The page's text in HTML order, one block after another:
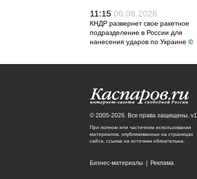
11:15 06.08.2026
КНДР развернет свое ракетное
подразделение в России для
нанесения ударов по Украине ©
© 2005-2026. Все права защищены. v1
При полном или частичном использовании
материалов, опубликованных на страницах
сайта, ссылка на источник обязательна.
Бизнес-материалы Реклама